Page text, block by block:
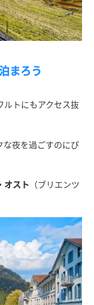
まろう
ルトにもアクセス抜
な夜を過ごすのにぴ
オスト （ブリエンツ